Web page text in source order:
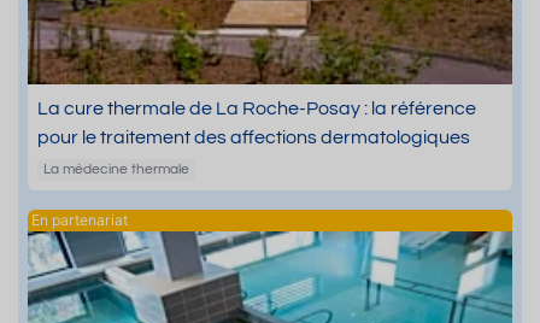
La cure thermale de La Roche-Posay : la référence
pour le traitement des affections dermatologiques
La médecine thermale